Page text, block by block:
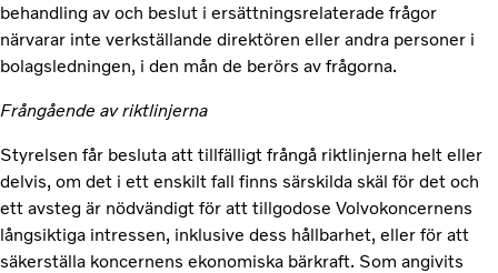
behandling av och beslut i ersättningsrelaterade frågor
närvarar inte verkställande direktören eller andra personer i
bolagsledningen, i den mån de berörs av frågorna.
Frångående av riktlinjerna
Styrelsen får besluta att tillfälligt frångå riktlinjerna helt eller
delvis, om det i ett enskilt fall finns särskilda skäl för det och
ett avsteg är nödvändigt för att tillgodose Volvokoncernens
långsiktiga intressen, inklusive dess hållbarhet, eller för att
säkerställa koncernens ekonomiska bärkraft. Som angivits